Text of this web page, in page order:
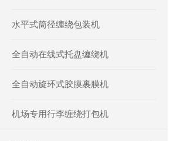
水平式筒径缠绕包装机
全自动在线式托盘缠绕机
全自动旋环式胶膜裹膜机
机场专用行李缠绕打包机